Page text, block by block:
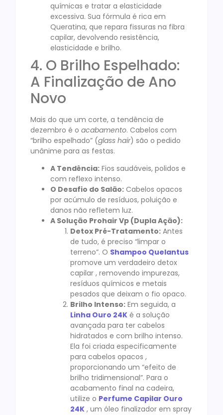
químicas e tratar a elasticidade
excessiva. Sua fórmula é rica em
Queratina, que repara fissuras na fibra
capilar, devolvendo resistência,
elasticidade e brilho.
4. O Brilho Espelhado:
A Finalização de Ano
Novo
Mais do que um corte, a tendência de
dezembro é o acabamento. Cabelos com
“brilho espelhado” (glass hair) são o pedido
unânime para as festas.
A Tendência: Fios saudáveis, polidos e
com reflexo intenso.
O Desafio do Salão: Cabelos opacos
por acúmulo de resíduos, poluição e
danos não refletem luz.
A Solução Prohair Vp (Dupla Ação):
Detox Pré-Tratamento: Antes
de tudo, é preciso “limpar o
terreno”. O Shampoo Quelantus
promove um verdadeiro detox
capilar , removendo impurezas,
resíduos químicos e metais
pesados que deixam o fio opaco.
Brilho Intenso: Em seguida, a
Linha Ouro 24K é a solução
avançada para ter cabelos
hidratados e com brilho intenso.
Ela foi criada especificamente
para cabelos opacos ,
proporcionando um “efeito de
brilho tridimensional”. Para o
acabamento final na cadeira,
utilize o Perfume Capilar Ouro
24K , um óleo finalizador em spray